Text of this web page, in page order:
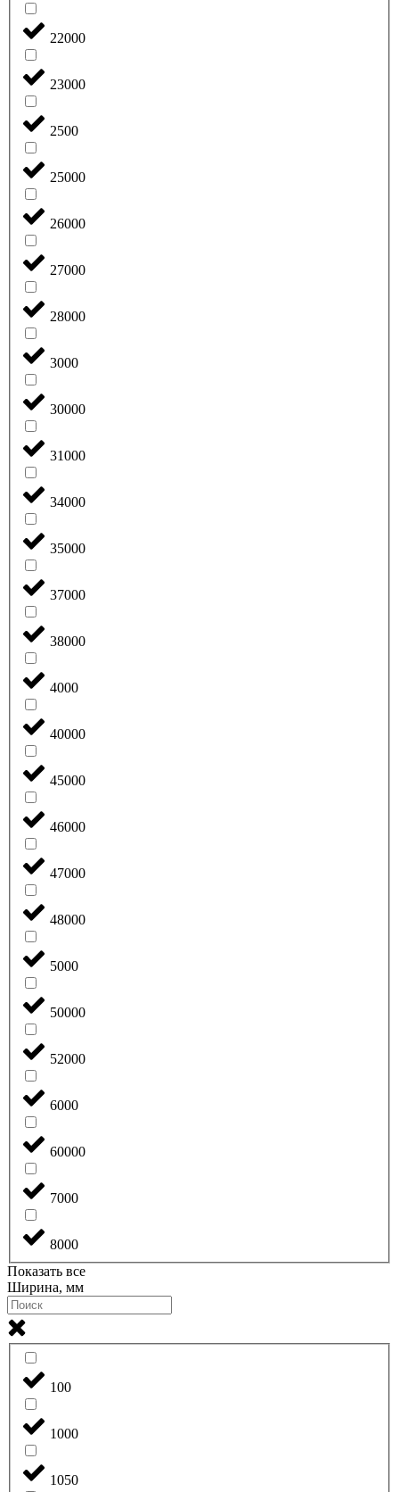
22000
23000
2500
25000
26000
27000
28000
3000
30000
31000
34000
35000
37000
38000
4000
40000
45000
46000
47000
48000
5000
50000
52000
6000
60000
7000
8000
Показать все
Ширина, мм
100
1000
1050